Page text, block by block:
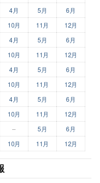
4月 5月
6月
10月 11月 12月
4月 5月
6月
10月 11月 12月
4月 5月
6月
10月 11月 12月
4月 5月
6月
10月 11月 12月
– 5月
6月
10月 11月 12月